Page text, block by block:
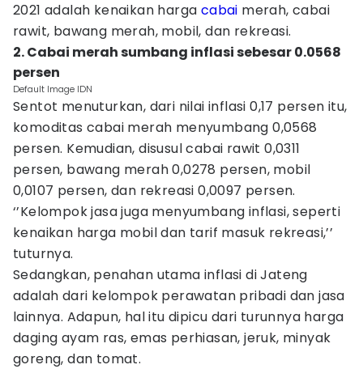
2021 adalah kenaikan harga cabai merah, cabai
rawit, bawang merah, mobil, dan rekreasi.
2. Cabai merah sumbang inflasi sebesar 0.0568
persen
Default Image IDN
Sentot menuturkan, dari nilai inflasi 0,17 persen itu,
komoditas cabai merah menyumbang 0,0568
persen. Kemudian, disusul cabai rawit 0,0311
persen, bawang merah 0,0278 persen, mobil
0,0107 persen, dan rekreasi 0,0097 persen.
‘’Kelompok jasa juga menyumbang inflasi, seperti
kenaikan harga mobil dan tarif masuk rekreasi,’’
tuturnya.
Sedangkan, penahan utama inflasi di Jateng
adalah dari kelompok perawatan pribadi dan jasa
lainnya. Adapun, hal itu dipicu dari turunnya harga
daging ayam ras, emas perhiasan, jeruk, minyak
goreng, dan tomat.